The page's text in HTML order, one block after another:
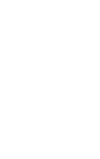
d’une
de la